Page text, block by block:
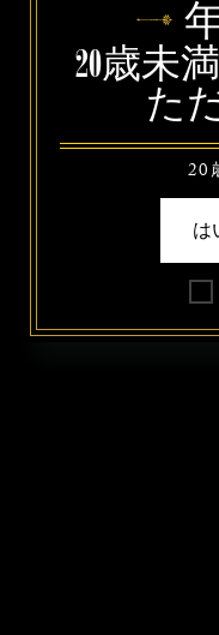
20歳未
た
20
は